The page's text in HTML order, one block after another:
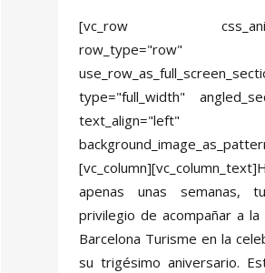
[vc_row
row_type="row"
type="full_width"
text_align="left"
apenas unas semanas,
privilegio de acompañar a la
Barcelona Turisme en la
su trigésimo aniversario.